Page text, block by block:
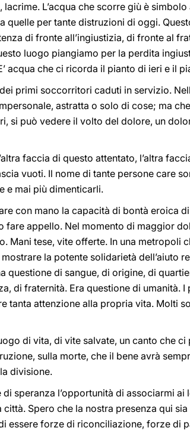
L’acqua che scorre giù è
quelle per tante distruzioni di oggi.
di fronte all’ingiustizia, di fronte al
luogo piangiamo per la perdita
acqua che ci ricorda il pianto di ieri e il
primi soccorritori caduti in servizio.
astratta o solo di cose; ma
si può vedere il volto del dolore, un
faccia di questo attentato, l’altra
vuoti. Il nome di tante persone care
e mai più dimenticarli.
con mano la capacità di bontà eroica di
fare appello. Nel momento di maggior
Mani tese, vite offerte. In una metropoli
la potente solidarietà dell’aiuto
questione di sangue, di origine, di
di fraternità. Era questione di umanità.
tanta attenzione alla propria vita. Molti
di vita, di vite salvate, un canto che
sulla morte, che il bene avrà
divisione.
speranza l’opportunità di associarmi ai
Spero che la nostra presenza qui
essere forze di riconciliazione, forze di